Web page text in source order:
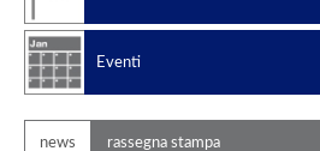
Eventi
news rassegna stampa